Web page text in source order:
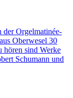
der Orgelmatinée-
Oberwesel 30
sind Werke
Schumann und